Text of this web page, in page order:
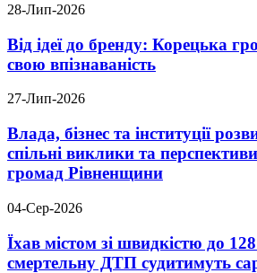
28-Лип-2026
Від ідеї до бренду: Корецька
свою впізнаваність
27-Лип-2026
Влада, бізнес та інституції
спільні виклики та
громад Рівненщини
04-Сер-2026
Їхав містом зі швидкістю до
смертельну ДТП судитимуть